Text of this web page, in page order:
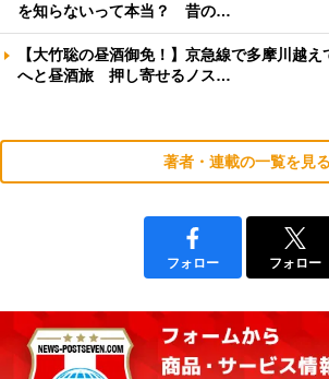
を知らないって本当？ 昔の…
【大竹聡の昼酒御免！】京急線で多摩川越え
へと昼酒旅 押し寄せるノス…
著者・連載の一覧を見る
フォロー フォロー